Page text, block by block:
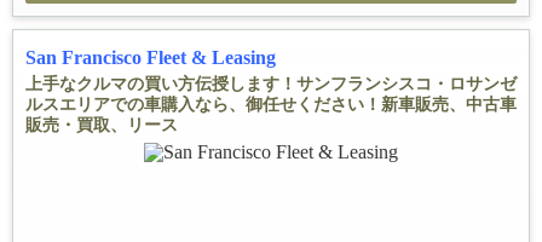
San Francisco Fleet & Leasing
上手なクルマの買い方伝授します！サンフランシスコ・ロサンゼ
ルスエリアでの車購入なら、御任せください！新車販売、中古車
販売・買取、リース